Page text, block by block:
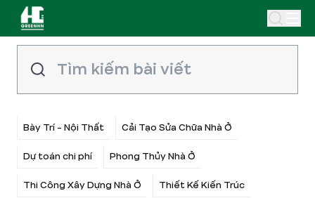
Bày Trí - Nội Thất Cải Tạo Sửa Chữa Nhà Ở
Dự toán chi phí Phong Thủy Nhà Ở
Thi Công Xây Dựng Nhà Ở Thiết Kế Kiến Trúc